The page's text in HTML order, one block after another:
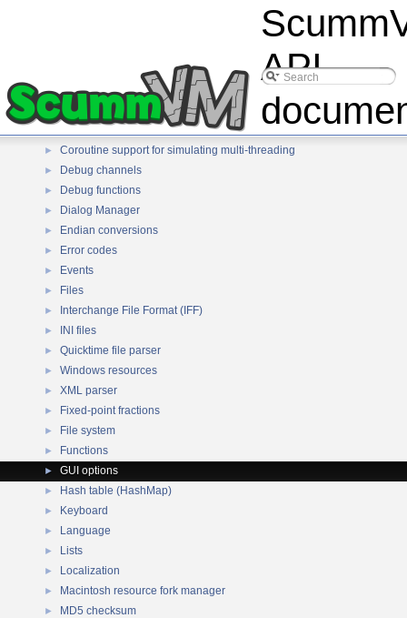
API
StuffIt decompressor
► ARJ decompressor
► ZIP decompressor
Configuration manager
► Coroutine support for simulating multi-threading
► Debug channels
► Debug functions
► Dialog Manager
► Endian conversions
► Error codes
► Events
► Files
► Interchange File Format (IFF)
► INI files
► Quicktime file parser
► Windows resources
► XML parser
► Fixed-point fractions
► File system
► Functions
► GUI options
► Hash table (HashMap)
► Keyboard
► Language
► Lists
► Localization
► Macintosh resource fork manager
► MD5 checksum